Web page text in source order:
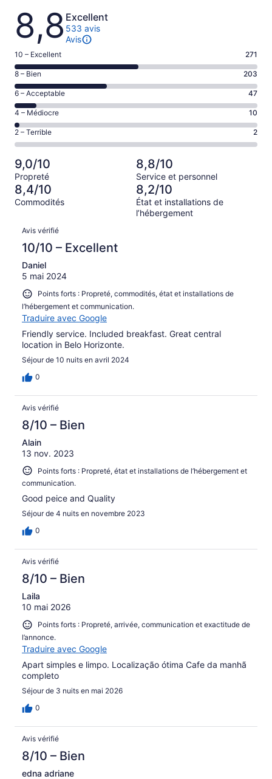
Avis
8,8 Excellent
533 avis
Avis
Note
de 10
–
Excellent,
d’après
271 avis
sur 533.
10 – Excellent 271
Note
de 8
–
Bien,
d’après
203 avis
sur 533.
8 – Bien 203
Note
de 6
–
Acceptable,
d’après
sur 533.
6 – Acceptable 47
Note
de 4
–
Médiocre,
d’après
10 avis
sur 533.
4 – Médiocre 10
Note
de 2
–
Terrible,
d’après
2 avis
sur 533.
2 – Terrible 2
9,0/10
Propreté
8,8/10
Service et personnel
8,4/10
Commodités
8,2/10
État et installations de
l’hébergement
Avis
Avis vérifié
10/10 – Excellent
Daniel
5 mai 2024
Points forts : Propreté, commodités, état et installations de
l’hébergement et communication.
Traduire avec Google
Friendly service. Included breakfast. Great central
location in Belo Horizonte.
Séjour de 10 nuits en avril 2024
0
Avis vérifié
8/10 – Bien
Alain
13 nov. 2023
Points forts : Propreté, état et installations de l’hébergement et
communication.
Good peice and Quality
Séjour de 4 nuits en novembre 2023
0
Avis vérifié
8/10 – Bien
Laila
10 mai 2026
Points forts : Propreté, arrivée, communication et exactitude de
l’annonce.
Traduire avec Google
Apart simples e limpo. Localização ótima Cafe da manhã
completo
Séjour de 3 nuits en mai 2026
0
Avis vérifié
8/10 – Bien
edna adriane